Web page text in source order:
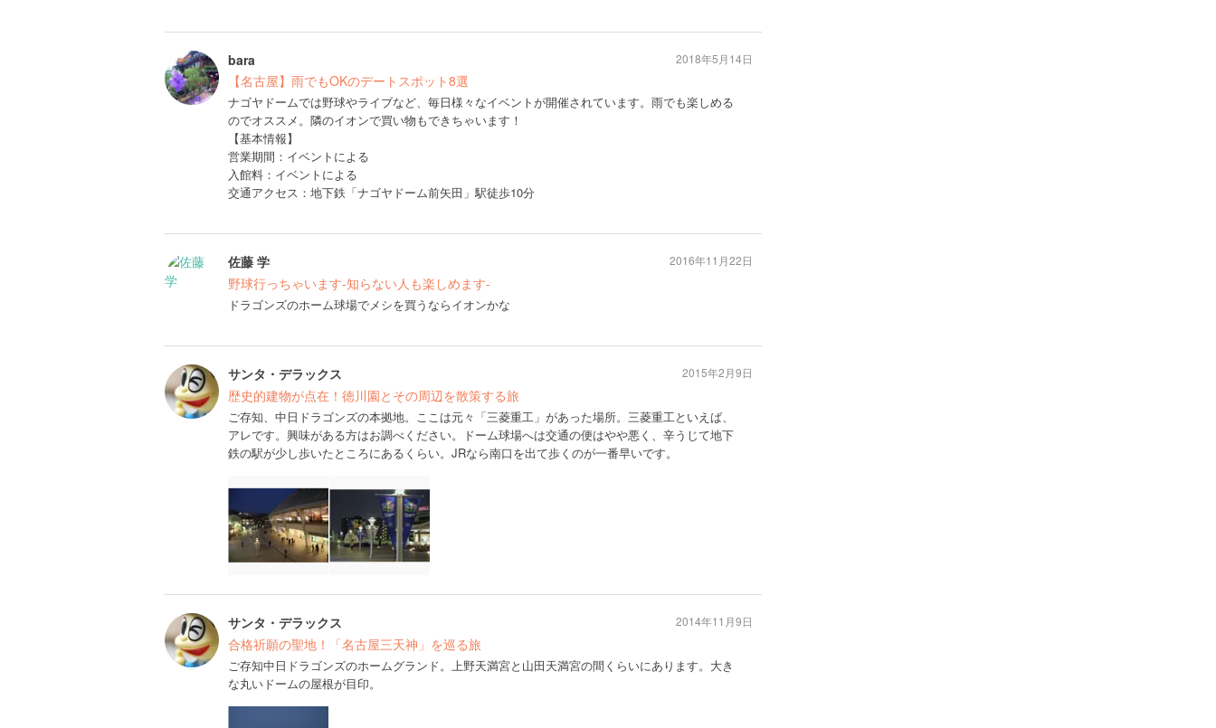
bara
【名古屋】雨でもOKのデートスポット8選
ナゴヤドームでは野球やライブなど、毎日様々なイベントが開催されています。雨でも楽しめる
のでオススメ。隣のイオンで買い物もできちゃいます！
【基本情報】
営業期間：イベントによる
入館料：イベントによる
交通アクセス：地下鉄「ナゴヤドーム前矢田」駅徒歩10分
2018年5月14日
佐藤 学
野球行っちゃいます-知らない人も楽しめます-
ドラゴンズのホーム球場でメシを買うならイオンかな
2016年11月22日
サンタ・デラックス
歴史的建物が点在！徳川園とその周辺を散策する旅
ご存知、中日ドラゴンズの本拠地。ここは元々「三菱重工」があった場所。三菱重工といえば、
アレです。興味がある方はお調べください。ドーム球場へは交通の便はやや悪く、辛うじて地下
鉄の駅が少し歩いたところにあるくらい。JRなら南口を出て歩くのが一番早いです。
2015年2月9日
サンタ・デラックス
合格祈願の聖地！「名古屋三天神」を巡る旅
ご存知中日ドラゴンズのホームグランド。上野天満宮と山田天満宮の間くらいにあります。大き
な丸いドームの屋根が目印。
2014年11月9日